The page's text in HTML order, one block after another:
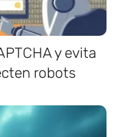
y evita
robots